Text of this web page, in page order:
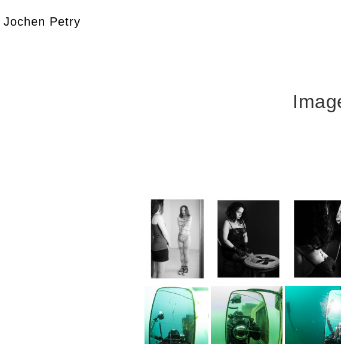
Jochen Petry